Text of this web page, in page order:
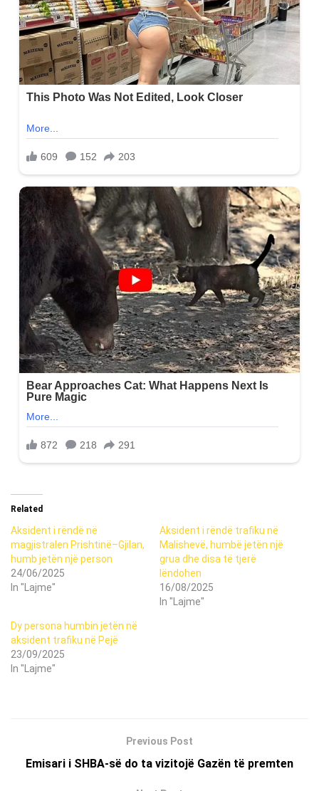
Related
Aksident i rëndë në
magjistralen Prishtinë–Gjilan,
humb jetën një person
24/06/2025
In "Lajme"
Aksident i rëndë trafiku në
Malishevë, humbë jetën një
grua dhe disa të tjerë
lëndohen
16/08/2025
In "Lajme"
Dy persona humbin jetën në
aksident trafiku në Pejë
23/09/2025
In "Lajme"
Previous Post
Emisari i SHBA-së do ta vizitojë Gazën të premten